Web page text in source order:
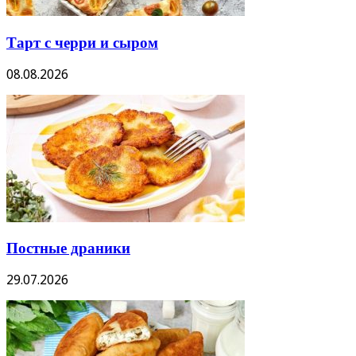
Тарт с черри и сыром
08.08.2026
Постные драники
29.07.2026